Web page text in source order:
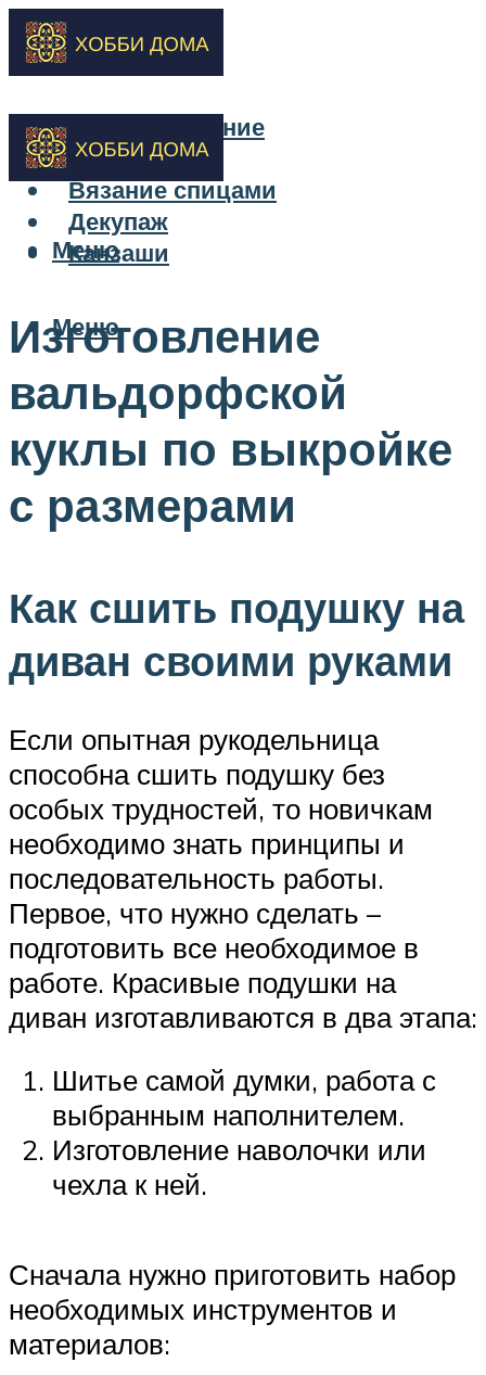
Бисероплетение
Вышивка
Вязание спицами
Декупаж
Канзаши
Меню
Меню
Изготовление
вальдорфской
куклы по выкройке
с размерами
Как сшить подушку на
диван своими руками
Если опытная рукодельница
способна сшить подушку без
особых трудностей, то новичкам
необходимо знать принципы и
последовательность работы.
Первое, что нужно сделать –
подготовить все необходимое в
работе. Красивые подушки на
диван изготавливаются в два этапа:
Шитье самой думки, работа с
выбранным наполнителем.
Изготовление наволочки или
чехла к ней.
Сначала нужно приготовить набор
необходимых инструментов и
материалов: